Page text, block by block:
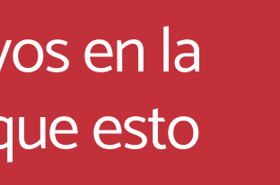
en la
esto